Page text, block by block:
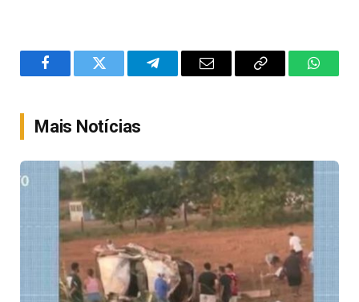
FacebookTwitter TelegramEmail
Copy
Mais Notícias